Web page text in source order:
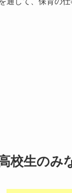
校生のみ